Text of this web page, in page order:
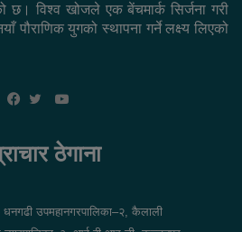
छ। विश्व खोजले एक बेंचमार्क सिर्जना गरी
पौराणिक युगको स्थापना गर्ने लक्ष्य लिएको
YouTube
ठेगाना
धनगढी उपमहानगरपालिका–२, कैलाली